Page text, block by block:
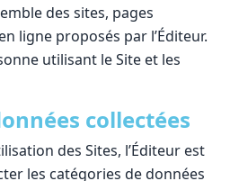
des sites, pages
ligne proposés par l’Éditeur.
utilisant le Site et les
collectées
des Sites, l’Éditeur est
les catégories de données